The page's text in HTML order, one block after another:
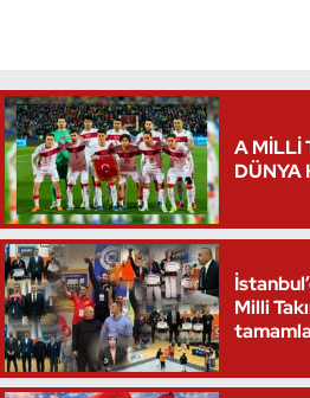
A MİLLİ
DÜNYA
Milli